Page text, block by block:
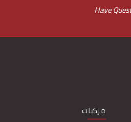
Have
مركبات